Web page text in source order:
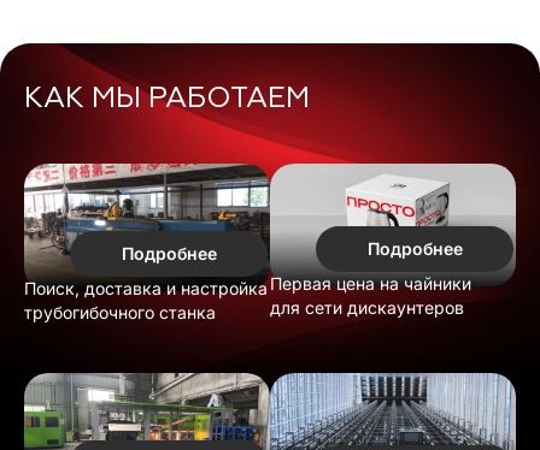
КАК МЫ РАБОТАЕМ
Подробнее
Поиск, доставка и настройка
трубогибочного станка
Подробнее
Первая цена на чайники
для сети дискаунтеров